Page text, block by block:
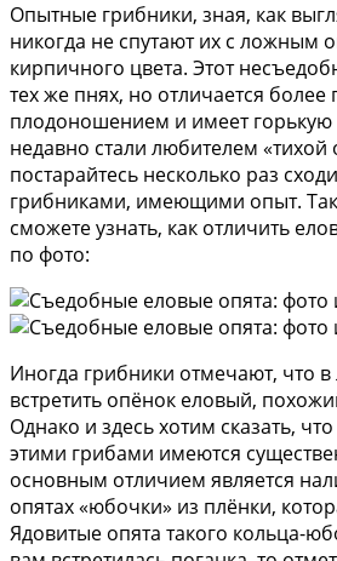
Опытные грибники, зная, как
никогда не спутают их с ложным
кирпичного цвета. Этот
тех же пнях, но отличается более
плодоношением и имеет горькую
недавно стали любителем «тихой
постарайтесь несколько раз
грибниками, имеющими опыт.
сможете узнать, как отличить
по фото:
Иногда грибники отмечают, что
встретить опёнок еловый,
Однако и здесь хотим сказать,
этими грибами имеются
основным отличием является
опятах «юбочки» из плёнки,
Ядовитые опята такого кольца-